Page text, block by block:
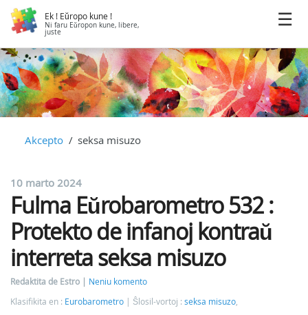
Ek ! Eŭropo kune !
Ni faru Eŭropon kune, libere,
juste
Akcepto seksa misuzo
10 marto 2024
Fulma Eŭrobarometro 532 :
Protekto de infanoj kontraŭ
interreta seksa misuzo
Redaktita de Estro
Neniu komento
Klasifikita en : Eurobarometro Ŝlosil-vortoj : seksa misuzo